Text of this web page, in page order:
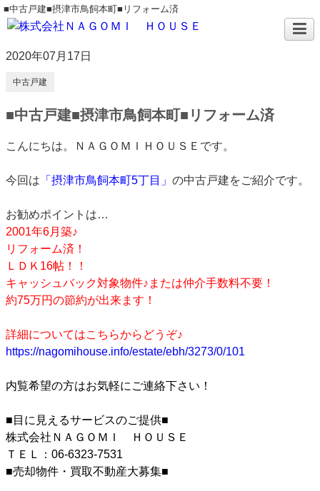
■中古戸建■摂津市鳥飼本町■リフォーム済
2020年07月17日
中古戸建
■中古戸建■摂津市鳥飼本町■リフォーム済
こんにちは。ＮＡＧＯＭＩＨＯＵＳＥです。
今回は 「摂津市鳥飼本町5丁目」 の中古戸建をご紹介です。
お勧めポイントは…
2001年6月築♪
リフォーム済！
ＬＤＫ16帖！！
キャッシュバック対象物件♪または仲介手数料不要！
約75万円の節約が出来ます！
詳細についてはこちらからどうぞ♪
https://nagomihouse.info/estate/ebh/3273/0/101
内覧希望の方はお気軽にご連絡下さい！
■目に見えるサービスのご提供■
株式会社ＮＡＧＯＭＩ ＨＯＵＳＥ
ＴＥＬ：06-6323-7531
■売却物件・買取不動産大募集■